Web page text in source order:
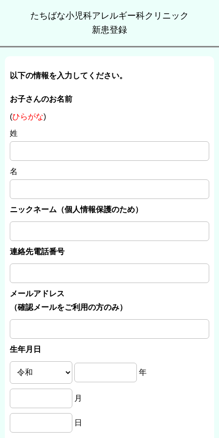
たちばな小児科アレルギー科クリニック
新患登録
以下の情報を入力してください。
お子さんのお名前
(ひらがな)
姓
名
ニックネーム（個人情報保護のため）
連絡先電話番号
メールアドレス
（確認メールをご利用の方のみ）
生年月日
年
月
日